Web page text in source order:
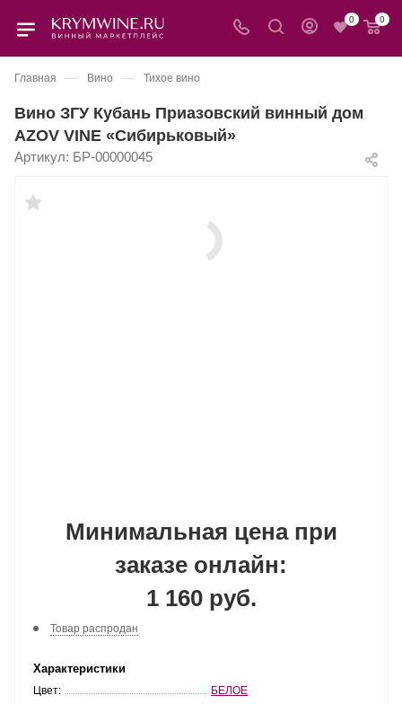
0 0
Главная — Вино — Тихое вино
Вино ЗГУ Кубань Приазовский винный дом
AZOV VINE «Сибирьковый»
Артикул: БР-00000045
Минимальная цена при
заказе онлайн:
1 160 руб.
Товар распродан
Характеристики
Цвет:
БЕЛОЕ